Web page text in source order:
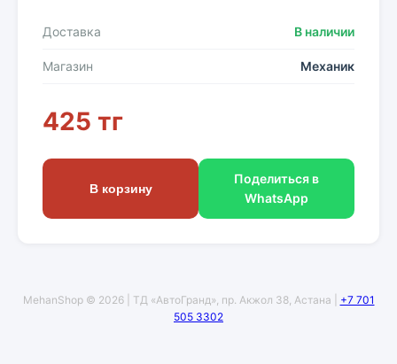
Доставка В наличии
Магазин Механик
425 тг
В корзину
Поделиться в
WhatsApp
MehanShop © 2026 | ТД «АвтоГранд», пр. Акжол 38, Астана | +7 701
505 3302